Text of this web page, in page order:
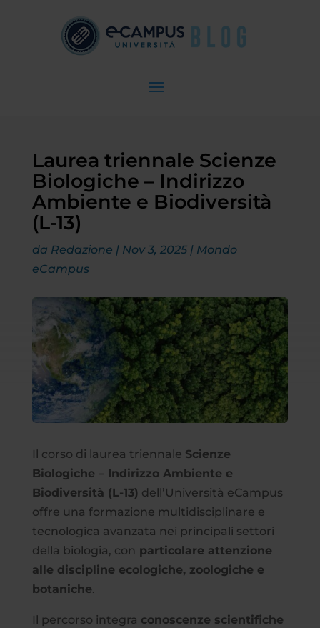
Laurea triennale Scienze
Biologiche – Indirizzo
Ambiente e Biodiversità
(L-13)
da Redazione | Nov 3, 2025| Mondo
eCampus
Il corso di laurea triennale Scienze
Biologiche – Indirizzo Ambiente e
Biodiversità (L-13) dell’Università eCampus
offre una formazione multidisciplinare e
tecnologica avanzata nei principali settori
della biologia, con particolare attenzione
alle discipline ecologiche, zoologiche e
botaniche.
Il percorso integra conoscenze scientifiche